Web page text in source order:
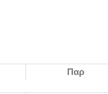
Παρ